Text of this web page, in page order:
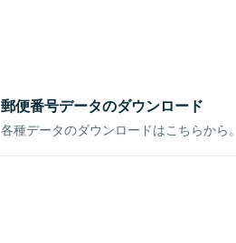
郵便番号データのダウンロード
各種データのダウンロードはこちらから